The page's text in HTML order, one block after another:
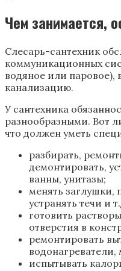
Чем занимается,
Слесарь-сантехник
коммуникационных
водяное или паровое),
канализацию.
У сантехника
разнообразными. Вот
что должен уметь
разбирать,
демонтировать,
ванны, унитазы;
менять заглушки,
устранять течи и
готовить
отверстия в
ремонтировать
испытывать